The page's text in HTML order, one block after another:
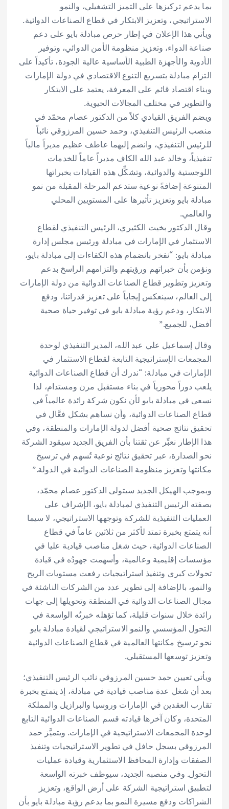
بما يدعم تركيزها على التميز التشغيلي، والنمو
الاستراتيجي، وتعزيز الابتكار في قطاع الصناعات الدوائية.
ويأتي هذا الإعلان في إطار حرص مبادلة بايو على دعم
صناعة الدواء، وتعزيز منظومة الأمن الدوائي، وتوفير
الأدوية والأجهزة الطبية الأساسية عالية الجودة، تأكيداً على
التزام مبادلة بتسريع التنوع الاقتصادي في دولة الإمارات
وبناء اقتصاد قائم على المعرفة، يعتمد على الابتكار
والتطوير في مختلف المجالات الحيوية.
‏ويضم الفريق القيادي كلاً من الدكتور عصام محمّد في
منصب الرئيس التنفيذي، وحمد حسين المرزوقي نائباً
للرئيس التنفيذي، وانضم إليهما عاطف عظيم مديراً مالياً
تنفيذياً، وخالد عبد الله الكاف مديراً عاماً للخدمات
اللوجستية والدوائية، وتشكِّل هذه القيادات بخبراتها
المتنوعة إضافةً نوعية ستدعم المرحلة المقبلة من نمو
مبادلة بايو وتعزيز تأثيرها على المستويين المحلي
والعالمي.
وقال الدكتور بخيت الكثيري، الرئيس التنفيذي لقطاع
الاستثمار في الإمارات في مبادلة ورئيس مجلس إدارة
مبادلة بايو: “نفخر بانضمام هذه الكفاءات إلى مبادلة بايو،
ونؤمن بأن خبراتهم ورؤيتهم والتزامهم الراسخ بدعم
وتعزيز وتطوير قطاع الصناعات الدوائية من دولة الإمارات
إلى العالم، سينعكس إيجاباً على تعزيز قدراتنا، ودفع
الابتكار، ودعم رؤية مبادلة بايو في توفير حياة صحية
أفضل، للجميع.”
وقال إسماعيل علي عبد الله، المدير التنفيذي لوحدة
المجمعات الإستراتيجية التابعة لقطاع الاستثمار في
الإمارات في مبادلة: “ندرك أن قطاع الصناعات الدوائية
يلعب دوراً محورياً في بناء مستقبل مرن ومستدام، لذا
نسعى في مبادلة بايو لأن نكون شركة رائدة عالمياً في
قطاع الصناعات الدوائية، وأن نساهم بشكل فعَّال في
تحقيق نتائج صحية أفضل لدولة الإمارات والمنطقة، وفي
هذا الإطار نعبِّر عن ثقتنا بأن الفريق الجديد سيقود الشركة
نحو الصدارة، عبر تحقيق نتائج نوعية تُسهم في ترسيخ
مكانتها وتعزيز منظومة الصناعات الدوائية في الدولة.”
وبموجب ‏الهيكل الجديد سيتولى الدكتور عصام محمّد،
بصفته الرئيس التنفيذي لمبادلة بايو، الإشراف على
العمليات التنفيذية للشركة وتوجهها الاستراتيجي، لا سيما
أنه يتمتع بخبرة تمتد لأكثر من ثلاثين عاماً في قطاع
الصناعات الدوائية، حيث شغل مناصب قيادية عليا في
مؤسسات إقليمية وعالمية، وأسهمت جهودُه في قيادة
تحولات كبرى وتنفيذ استراتيجيات رفعت مستويات الربح
والنمو، بالإضافة إلى تطوير عدد من الشركات الناشئة في
مجال الصناعات الدوائية في المنطقة وتحويلها إلى جهات
رائدة خلال سنوات قليلة، كما تؤهله خبرتُه الواسعة في
التحول المؤسسي والنمو الاستراتيجي لقيادة مبادلة بايو
نحو ترسيخ مكانتها العالمية في قطاع الصناعات الدوائية
وتعزيز توسعها المستقبلي.
ويأتي تعيين حمد حسين المرزوقي نائب الرئيس التنفيذي؛
بعد أن شغل عدة مناصب قيادية في مبادلة، إذ يتمتع بخبرة
تقارب العقدين في الإمارات وروسيا والبرازيل والمملكة
المتحدة، وكان آخرها قيادته قسم الصناعات الدوائية التابع
لوحدة المجمعات الاستراتيجية في الإمارات. ويتميَّز حمد
المرزوقي بسجل حافل في تطوير الاستراتيجيات وتنفيذ
الصفقات وإدارة المحافظ الاستثمارية وقيادة عمليات
التحول. وفي منصبه الجديد، سيوظف خبرته الواسعة
لتطبيق استراتيجية الشركة على أرض الواقع، وتعزيز
الشراكات ودفع مسيرة النمو بما يدعم رؤية مبادلة بايو بأن